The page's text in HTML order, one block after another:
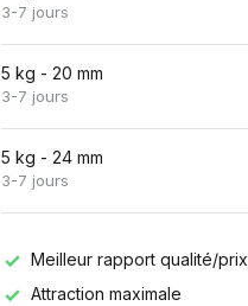
3-7 jours
5 kg - 20 mm
3-7 jours
5 kg - 24 mm
3-7 jours
Meilleur rapport qualité/prix
Attraction maximale